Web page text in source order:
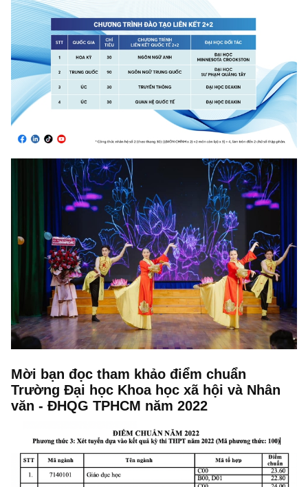
Mời bạn đọc tham khảo điểm chuẩn
Trường Đại học Khoa học xã hội và Nhân
văn - ĐHQG TPHCM năm 2022